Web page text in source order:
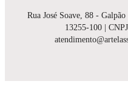
Rua José Soave, 88 -
13255-100 |